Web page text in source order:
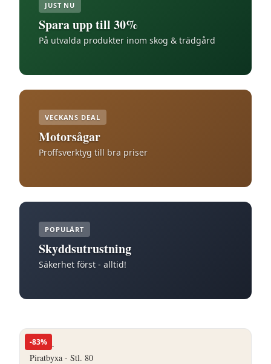
JUST NU
Spara upp till 30%
På utvalda produkter inom skog & trädgård
VECKANS DEAL
Motorsågar
Proffsverktyg till bra priser
POPULÄRT
Skyddsutrustning
Säkerhet först - alltid!
-83%
ENGEL
Piratbyxa - Stl. 80